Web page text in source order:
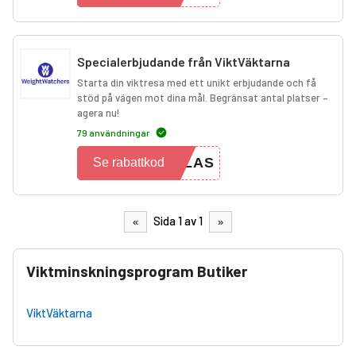
Specialerbjudande från ViktVäktarna
Starta din viktresa med ett unikt erbjudande och få
stöd på vägen mot dina mål. Begränsat antal platser –
agera nu!
79 användningar
KLAS
Se rabattkod
« Sida 1 av 1 »
Viktminskningsprogram Butiker
ViktVäktarna